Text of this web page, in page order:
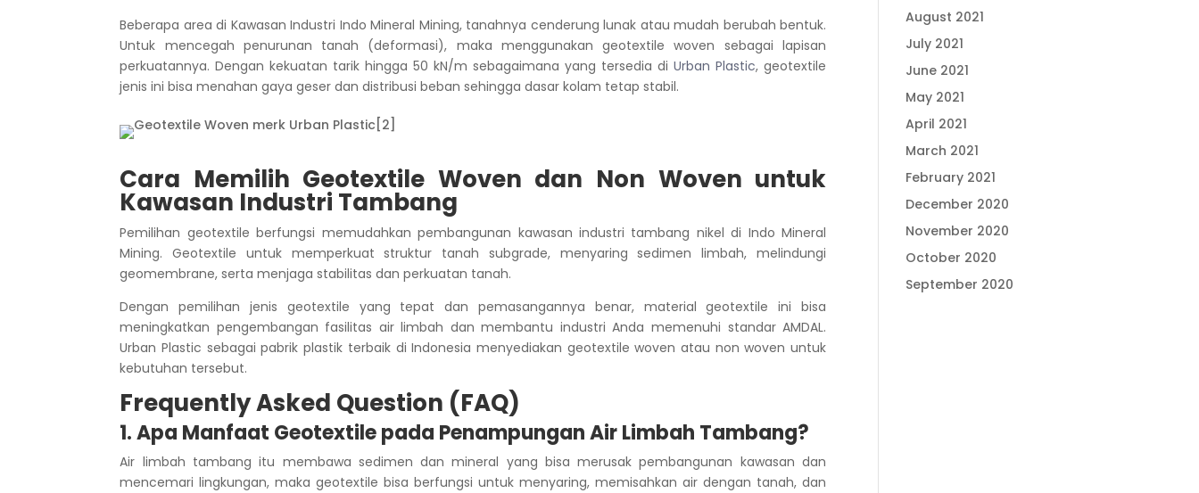
Beberapa area di Kawasan Industri Indo Mineral Mining, tanahnya cenderung lunak atau mudah berubah bentuk.
Untuk mencegah penurunan tanah (deformasi), maka menggunakan geotextile woven sebagai lapisan
perkuatannya.Dengan kekuatan tarik hingga 50 kN/m sebagaimana yang tersedia diUrban Plastic, geotextile
jenis ini bisa menahan gaya geser dan distribusi beban sehingga dasar kolam tetap stabil.
Cara Memilih Geotextile Woven dan Non Woven untuk
Kawasan Industri Tambang
Pemilihan geotextile berfungsi memudahkan pembangunan kawasan industri tambang nikel di Indo Mineral
Mining.Geotextile untuk memperkuat struktur tanah subgrade, menyaring sedimen limbah, melindungi
geomembrane, serta menjaga stabilitas dan perkuatan tanah.
Dengan pemilihan jenis geotextile yang tepat dan pemasangannya benar, material geotextile ini bisa
meningkatkan pengembangan fasilitas air limbah dan membantu industri Anda memenuhi standar AMDAL.
Urban Plastic sebagai pabrik plastik terbaik di Indonesia menyediakan geotextile woven atau non woven untuk
kebutuhan tersebut.
Frequently Asked Question (FAQ)
1. Apa Manfaat Geotextile pada Penampungan Air Limbah Tambang?
Air limbah tambang itu membawa sedimen dan mineral yang bisa merusak pembangunan kawasan dan
mencemari lingkungan, maka geotextile bisa berfungsi untuk menyaring, memisahkan air dengan tanah, dan
August 2021
July 2021
June 2021
May 2021
April 2021
March 2021
February 2021
December 2020
November 2020
October 2020
September 2020